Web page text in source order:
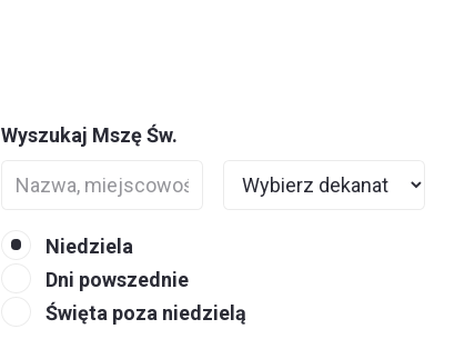
Wyszukaj Mszę Św.
Niedziela
Dni powszednie
Święta poza niedzielą